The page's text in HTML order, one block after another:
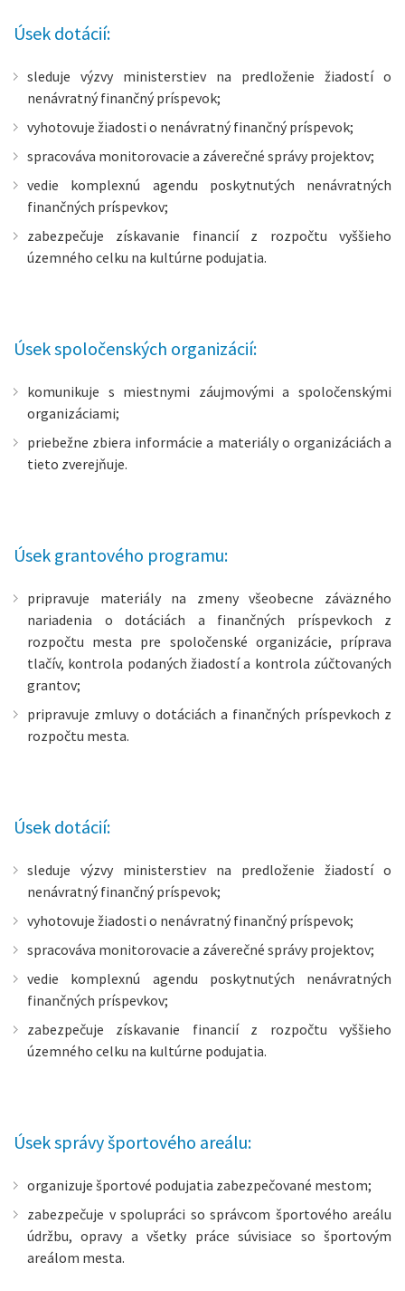
Úsek dotácií:
sleduje výzvy ministerstiev na predloženie žiadostí o
nenávratný finančný príspevok;
vyhotovuje žiadosti o nenávratný finančný príspevok;
spracováva monitorovacie a záverečné správy projektov;
vedie komplexnú agendu poskytnutých nenávratných
finančných príspevkov;
zabezpečuje získavanie financií z rozpočtu vyššieho
územného celku na kultúrne podujatia.
Úsek spoločenských organizácií:
komunikuje s miestnymi záujmovými a spoločenskými
organizáciami;
priebežne zbiera informácie a materiály o organizáciách a
tieto zverejňuje.
Úsek grantového programu:
pripravuje materiály na zmeny všeobecne záväzného
nariadenia o dotáciách a finančných príspevkoch z
rozpočtu mesta pre spoločenské organizácie, príprava
tlačív, kontrola podaných žiadostí a kontrola zúčtovaných
grantov;
pripravuje zmluvy o dotáciách a finančných príspevkoch z
rozpočtu mesta.
Úsek dotácií:
sleduje výzvy ministerstiev na predloženie žiadostí o
nenávratný finančný príspevok;
vyhotovuje žiadosti o nenávratný finančný príspevok;
spracováva monitorovacie a záverečné správy projektov;
vedie komplexnú agendu poskytnutých nenávratných
finančných príspevkov;
zabezpečuje získavanie financií z rozpočtu vyššieho
územného celku na kultúrne podujatia.
Úsek správy športového areálu:
organizuje športové podujatia zabezpečované mestom;
zabezpečuje v spolupráci so správcom športového areálu
údržbu, opravy a všetky práce súvisiace so športovým
areálom mesta.